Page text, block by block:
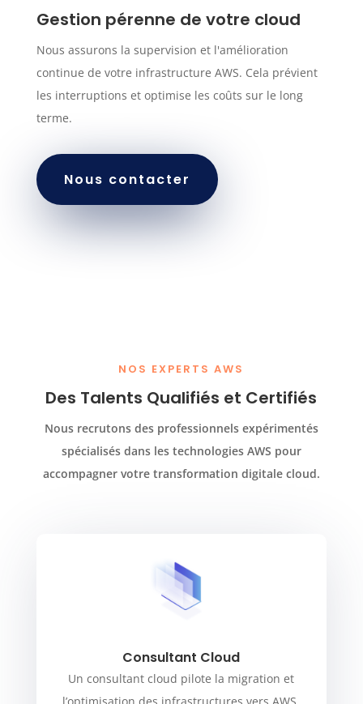
Gestion pérenne de votre cloud
Nous assurons la supervision et l'amélioration
continue de votre infrastructure AWS. Cela prévient
les interruptions et optimise les coûts sur le long
terme.
Nous contacter
NOS EXPERTS AWS
Des Talents Qualifiés et Certifiés
Nous recrutons des professionnels expérimentés
spécialisés dans les technologies AWS pour
accompagner votre transformation digitale cloud.
Consultant Cloud
Un consultant cloud pilote la migration et